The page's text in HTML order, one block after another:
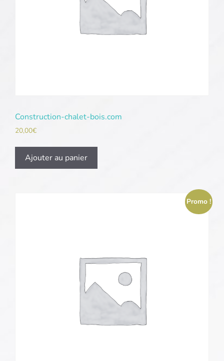
Construction-chalet-bois.com
20,00€
Ajouter au panier
Promo !